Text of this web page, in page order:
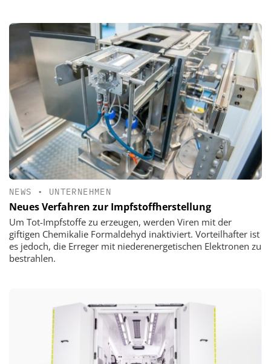
NEWS • UNTERNEHMEN
Neues Verfahren zur Impfstoffherstellung
Um Tot-Impfstoffe zu erzeugen, werden Viren mit der
giftigen Chemikalie Formaldehyd inaktiviert. Vorteilhafter ist
es jedoch, die Erreger mit niederenergetischen Elektronen zu
bestrahlen.